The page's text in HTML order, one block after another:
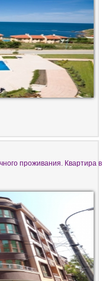
проживания. Квартирa в